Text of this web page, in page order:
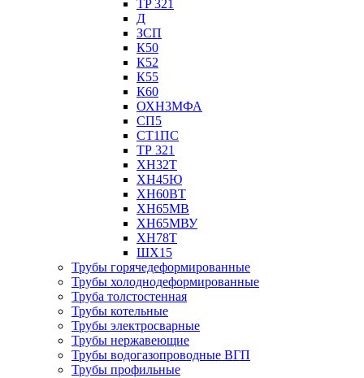
TP 321
Д
ЗСП
К50
К52
К55
К60
ОХН3МФА
СП5
СТ1ПС
ТР 321
ХН32Т
ХН45Ю
ХН60ВТ
ХН65МВ
ХН65МВУ
ХН78Т
ШХ15
Трубы горячедеформированные
Трубы холоднодеформированные
Труба толстостенная
Трубы котельные
Трубы электросварные
Трубы нержавеющие
Трубы водогазопроводные ВГП
Трубы профильные